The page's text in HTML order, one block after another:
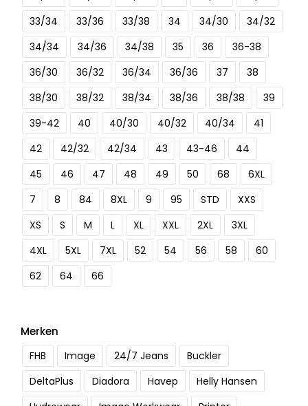
33/34
33/36 33/38 34 34/30
34/32
34/34
34/36 34/38 35 36
36-38
36/30
36/32 36/34 36/36 37
38
38/30
38/32 38/34 38/36 38/38
39
39-42
40 40/30 40/32 40/34
41
42
42/32 42/34 43 43-46
44
45
46 47 48 49 50 68
6XL
7
8 84 8XL 9 95 STD
XXS
XS
S M L XL XXL 2XL
3XL
4XL
5XL 7XL 52 54 56 58
60
62
64 66
Merken
FHB Image 24/7 Jeans
Buckler
DeltaPlus
Diadora Havep
Helly Hansen